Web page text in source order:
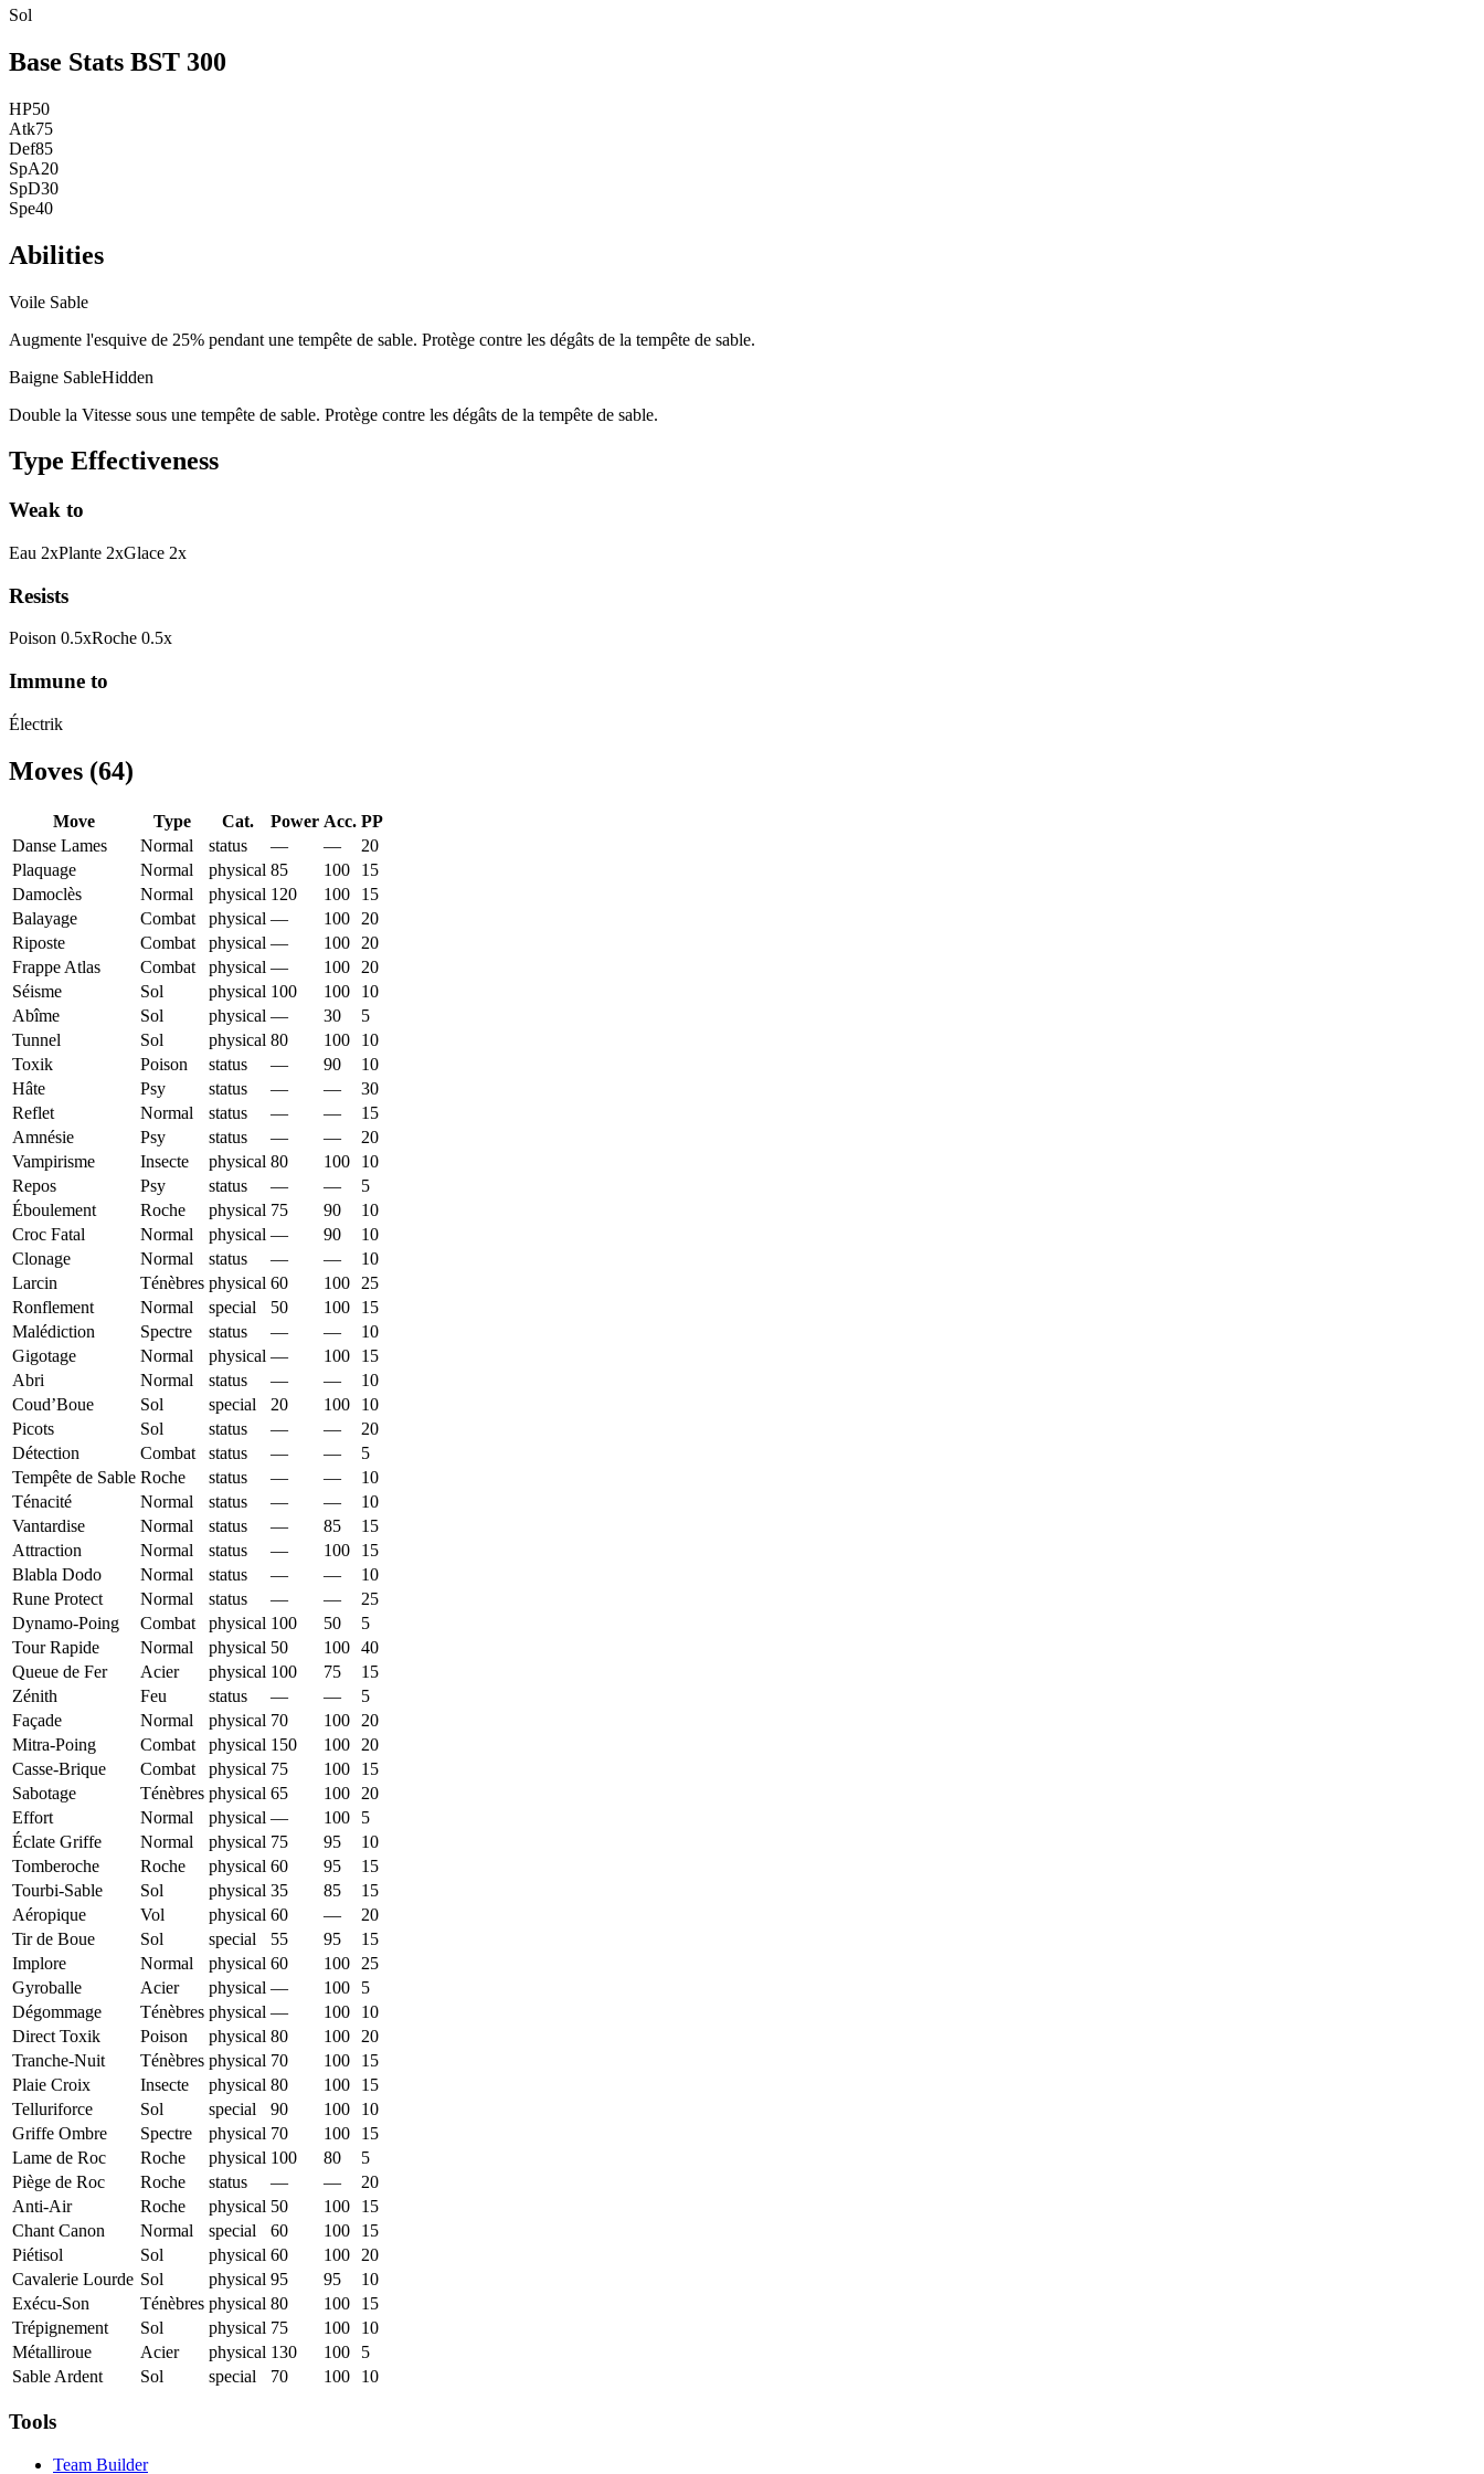
Sol
Base Stats BST 300
HP50
Atk75
Def85
SpA20
SpD30
Spe40
Abilities
Voile Sable
Augmente l'esquive de 25% pendant une tempête de sable. Protège contre les dégâts de la tempête de sable.
Baigne SableHidden
Double la Vitesse sous une tempête de sable. Protège contre les dégâts de la tempête de sable.
Type Effectiveness
Weak to
Eau 2xPlante 2xGlace 2x
Resists
Poison 0.5xRoche 0.5x
Immune to
Électrik
Moves (64)
Move Type Cat. Power Acc. PP
Danse Lames
Normal status — —
20
Plaquage
Normal physical 85 100
15
Damoclès
Normal physical 120 100
15
Balayage
Combat physical — 100
20
Riposte
Combat physical — 100
20
Frappe Atlas
Combat physical — 100
20
Séisme
Sol physical 100 100
10
Abîme
Sol physical — 30
5
Tunnel
Sol physical 80 100
10
Toxik
Poison status — 90
10
Hâte
Psy status — —
30
Reflet
Normal status — —
15
Amnésie
Psy status — —
20
Vampirisme
Insecte physical 80 100
10
Repos
Psy status — —
5
Éboulement
Roche physical 75 90
10
Croc Fatal
Normal physical — 90
10
Clonage
Normal status — —
10
Larcin
Ténèbres physical 60 100
25
Ronflement
Normal special 50 100
15
Malédiction
Spectre status — —
10
Gigotage
Normal physical — 100
15
Abri
Normal status — —
10
Coud’Boue
Sol special 20 100
10
Picots
Sol status — —
20
Détection
Combat status — —
5
Tempête de Sable Roche status — —
10
Ténacité
Normal status — —
10
Vantardise
Normal status — 85
15
Attraction
Normal status — 100
15
Blabla Dodo
Normal status — —
10
Rune Protect
Normal status — —
25
Dynamo-Poing
Combat physical 100 50
5
Tour Rapide
Normal physical 50 100 40
Queue de Fer
Acier physical 100 75
15
Zénith
Feu status — —
5
Façade
Normal physical 70 100
20
Mitra-Poing
Combat physical 150 100
20
Casse-Brique
Combat physical 75 100
15
Sabotage
Ténèbres physical 65 100
20
Effort
Normal physical — 100
5
Éclate Griffe
Normal physical 75 95
10
Tomberoche
Roche physical 60 95
15
Tourbi-Sable
Sol physical 35 85
15
Aéropique
Vol physical 60 —
20
Tir de Boue
Sol special 55 95
15
Implore
Normal physical 60 100
25
Gyroballe
Acier physical — 100
5
Dégommage
Ténèbres physical — 100
10
Direct Toxik
Poison physical 80 100
20
Tranche-Nuit
Ténèbres physical 70 100
15
Plaie Croix
Insecte physical 80 100
15
Telluriforce
Sol special 90 100
10
Griffe Ombre
Spectre physical 70 100
15
Lame de Roc
Roche physical 100 80
5
Piège de Roc
Roche status — —
20
Anti-Air
Roche physical 50 100
15
Chant Canon
Normal special 60 100
15
Piétisol
Sol physical 60 100
20
Cavalerie Lourde Sol physical 95 95
10
Exécu-Son
Ténèbres physical 80 100
15
Trépignement
Sol physical 75 100
10
Métalliroue
Acier physical 130 100
5
Sable Ardent
Sol special 70 100 10
Tools
Team Builder